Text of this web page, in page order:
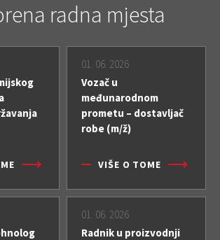
radna mjesta
01. 06. 2026
Vozač u
međunarodnom
prometu – dostavljač
robe (m/ž)
VIŠE O TOME
01. 06. 2026
Radnik u proizvodnji